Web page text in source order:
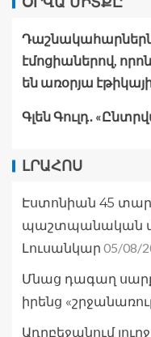
էմոցիաներով,
են առօրյա
Գլեն Գուլդ․
ԼՐԱՀՈՍ
Էստոնիան 45
պաշտպանական
Լուսանկար 05/08/
Մնաց դագաղ
իրենց
Ադրբեջանում